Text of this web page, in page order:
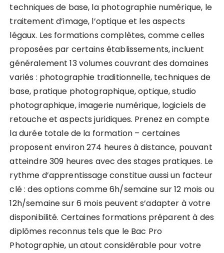
techniques de base, la photographie numérique, le
traitement d’image, l’optique et les aspects
légaux. Les formations complètes, comme celles
proposées par certains établissements, incluent
généralement 13 volumes couvrant des domaines
variés : photographie traditionnelle, techniques de
base, pratique photographique, optique, studio
photographique, imagerie numérique, logiciels de
retouche et aspects juridiques. Prenez en compte
la durée totale de la formation – certaines
proposent environ 274 heures à distance, pouvant
atteindre 309 heures avec des stages pratiques. Le
rythme d’apprentissage constitue aussi un facteur
clé : des options comme 6h/semaine sur 12 mois ou
12h/semaine sur 6 mois peuvent s’adapter à votre
disponibilité. Certaines formations préparent à des
diplômes reconnus tels que le Bac Pro
Photographie, un atout considérable pour votre